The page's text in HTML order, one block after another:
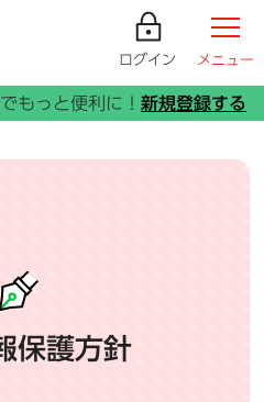
ログイン メニュー
保護方針